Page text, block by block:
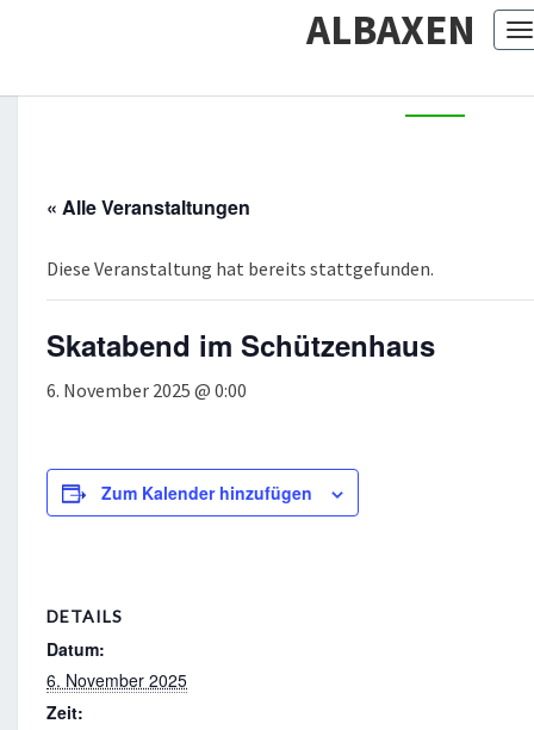
ALBAXEN
« Alle Veranstaltungen
Diese Veranstaltung hat bereits stattgefunden.
Skatabend im Schützenhaus
6. November 2025 @ 0:00
Zum Kalender hinzufügen
DETAILS
Datum:
6. November 2025
Zeit: